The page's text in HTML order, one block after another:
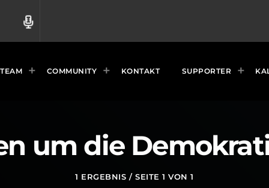
radio
TEAM COMMUNITY KONTAKT SUPPORTER
um die
1 ERGEBNIS / SEITE 1 VON 1